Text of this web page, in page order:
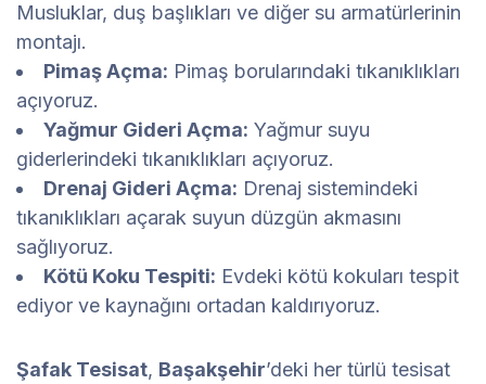
Musluklar, duş başlıkları ve diğer su armatürlerinin
montajı.
Pimaş Açma: Pimaş borularındaki tıkanıklıkları
açıyoruz.
Yağmur Gideri Açma: Yağmur suyu
giderlerindeki tıkanıklıkları açıyoruz.
Drenaj Gideri Açma: Drenaj sistemindeki
tıkanıklıkları açarak suyun düzgün akmasını
sağlıyoruz.
Kötü Koku Tespiti: Evdeki kötü kokuları tespit
ediyor ve kaynağını ortadan kaldırıyoruz.
Şafak Tesisat, Başakşehir’deki her türlü tesisat